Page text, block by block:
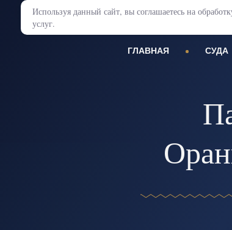
ГЛАВНАЯ СУДА
Используя данный сайт, вы соглашаетесь на
услуг.